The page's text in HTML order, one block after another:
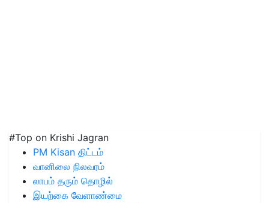
#Top on Krishi Jagran
PM Kisan திட்டம்
வானிலை நிலவரம்
லாபம் தரும் தொழில்
இயற்கை வேளாண்மை